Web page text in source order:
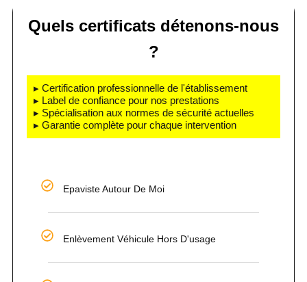
Quels certificats détenons-nous
?
▸ Certification professionnelle de l'établissement
▸ Label de confiance pour nos prestations
▸ Spécialisation aux normes de sécurité actuelles
▸ Garantie complète pour chaque intervention
Epaviste Autour De Moi
Enlèvement Véhicule Hors D'usage